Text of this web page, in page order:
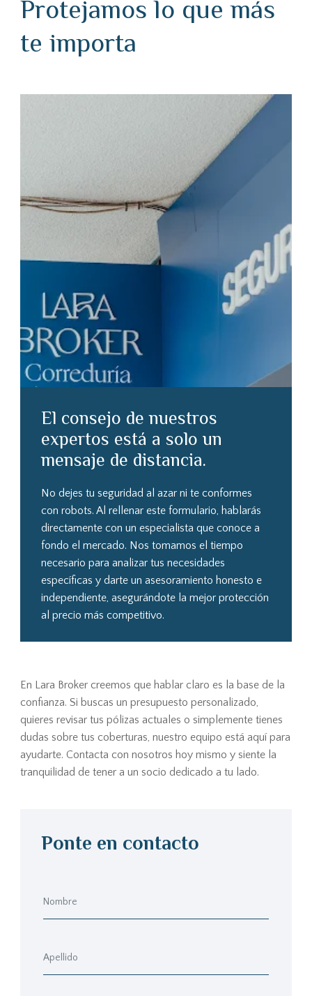
Protejamos lo que más
te importa
El consejo de nuestros
expertos está a solo un
mensaje de distancia.
No dejes tu seguridad al azar ni te conformes
con robots. Al rellenar este formulario, hablarás
directamente con un especialista que conoce a
fondo el mercado. Nos tomamos el tiempo
necesario para analizar tus necesidades
específicas y darte un asesoramiento honesto e
independiente, asegurándote la mejor protección
al precio más competitivo.
En Lara Broker creemos que hablar claro es la base de la
confianza. Si buscas un presupuesto personalizado,
quieres revisar tus pólizas actuales o simplemente tienes
dudas sobre tus coberturas, nuestro equipo está aquí para
ayudarte. Contacta con nosotros hoy mismo y siente la
tranquilidad de tener a un socio dedicado a tu lado.
Ponte en contacto